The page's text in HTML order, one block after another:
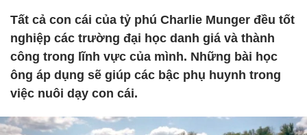
Tất cả con cái của tỷ phú Charlie Munger đều tốt
nghiệp các trường đại học danh giá và thành
công trong lĩnh vực của mình. Những bài học
ông áp dụng sẽ giúp các bậc phụ huynh trong
việc nuôi dạy con cái.